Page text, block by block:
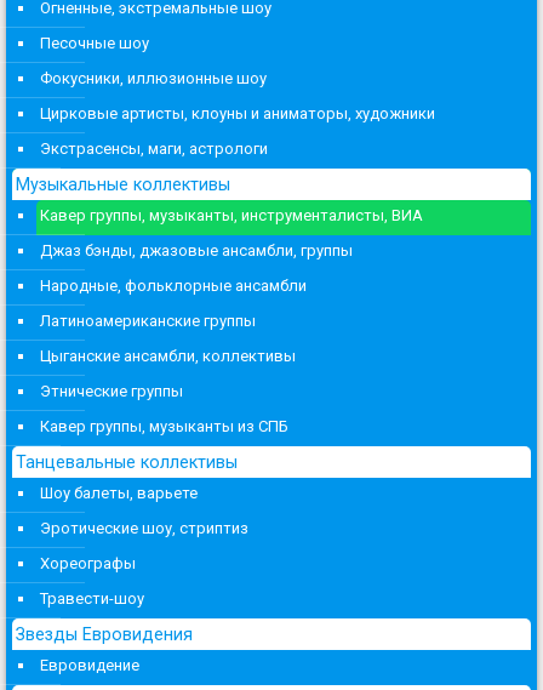
Огненные, экстремальные шоу
Песочные шоу
Фокусники, иллюзионные шоу
Цирковые артисты, клоуны и аниматоры, художники
Экстрасенсы, маги, астрологи
Музыкальные коллективы
Кавер группы, музыканты, инструменталисты, ВИА
Джаз бэнды, джазовые ансамбли, группы
Народные, фольклорные ансамбли
Латиноамериканские группы
Цыганские ансамбли, коллективы
Этнические группы
Кавер группы, музыканты из СПБ
Танцевальные коллективы
Шоу балеты, варьете
Эротические шоу, стриптиз
Хореографы
Травести-шоу
Звезды Евровидения
Евровидение